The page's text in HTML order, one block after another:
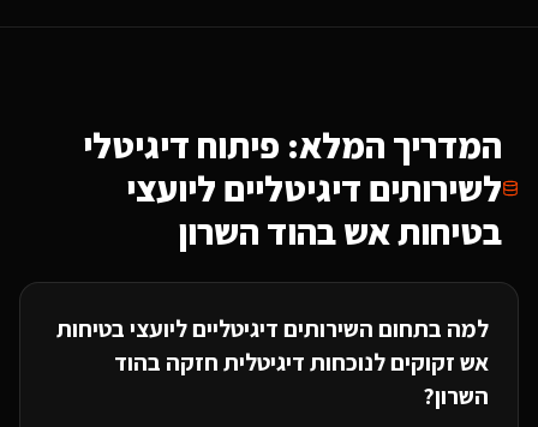
המדריך המלא: פיתוח דיגיטלי
לשירותים דיגיטליים ליועצי
בטיחות אשבהוד השרון
למה בתחום השירותים דיגיטליים ליועצי בטיחות
אשזקוקים לנוכחות דיגיטלית חזקה בהוד
השרון?